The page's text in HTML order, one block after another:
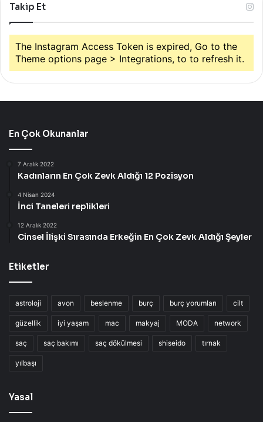
Takip Et
The Instagram Access Token is expired, Go to the
Theme options page > Integrations, to to refresh it.
En Çok Okunanlar
7 Aralık 2022
Kadınların En Çok Zevk Aldığı 12 Pozisyon
4 Nisan 2024
İnci Taneleri replikleri
12 Aralık 2022
Cinsel İlişki Sırasında Erkeğin En Çok Zevk Aldığı Şeyler
Etiketler
astroloji avon beslenme burç burç yorumları cilt
güzellik iyi yaşam mac makyaj MODA network
saç saç bakımı saç dökülmesi shiseido tırnak
yılbaşı
Yasal